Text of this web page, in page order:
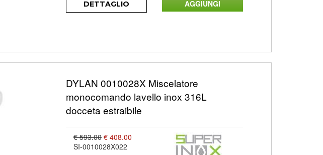
DETTAGLIO
DYLAN 0010028X Miscelatore
monocomando lavello inox 316L
docceta estraibile
€ 593.00 € 408.00
SI-0010028X022